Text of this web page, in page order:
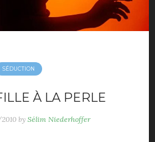
SÉDUCTION
À LA PERLE
by Sélim Niederhoffer